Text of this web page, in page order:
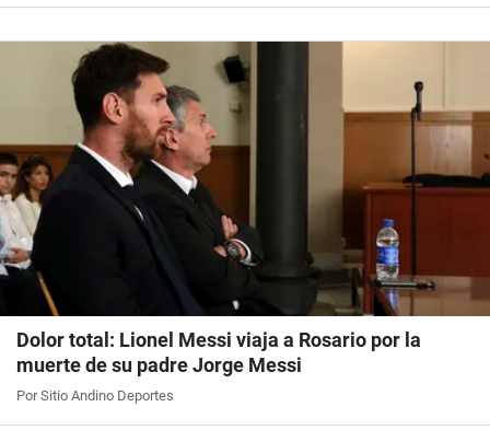
Dolor total: Lionel Messi viaja a Rosario por la
muerte de su padre Jorge Messi
Por Sitio Andino Deportes